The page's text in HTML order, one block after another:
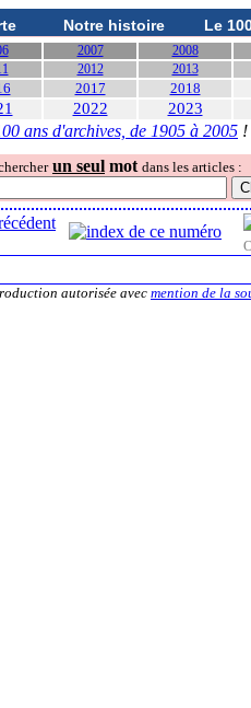
Notre histoire Le
2007
2008
2012 2013
2017 2018
2022 2023
ans d'archives, de 1905 à 2005 !
un seul mot dans les articles :
autorisée avecmention de la